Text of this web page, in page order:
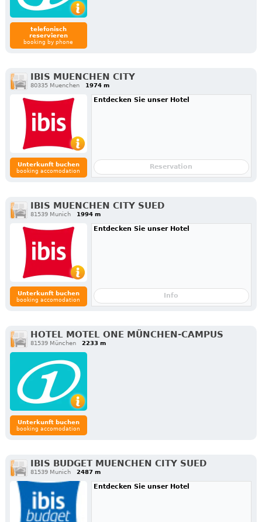
telefonisch
reservieren
booking by phone
IBIS MUENCHEN CITY
80335 Muenchen 1974 m
Unterkunft buchen
booking accomodation
Entdecken Sie unser Hotel
Reservation
IBIS MUENCHEN CITY SUED
81539 Munich 1994 m
Unterkunft buchen
booking accomodation
Entdecken Sie unser Hotel
Info
HOTEL MOTEL ONE MÜNCHEN-CAMPUS
81539 München 2233 m
Unterkunft buchen
booking accomodation
IBIS BUDGET MUENCHEN CITY SUED
81539 Munich 2487 m
Entdecken Sie unser Hotel